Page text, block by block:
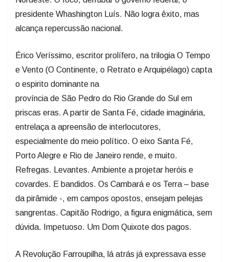
presidente Whashington Luís. Não logra êxito, mas
alcança repercussão nacional.
Érico Veríssimo, escritor prolífero, na trilogia O Tempo
e Vento (O Continente, o Retrato e Arquipélago) capta
o espirito dominante na
província de São Pedro do Rio Grande do Sul em
priscas eras. A partir de Santa Fé, cidade imaginária,
entrelaça a apreensão de interlocutores,
especialmente do meio político. O eixo Santa Fé,
Porto Alegre e Rio de Janeiro rende, e muito.
Refregas. Levantes. Ambiente a projetar heróis e
covardes. E bandidos. Os Cambará e os Terra – base
da pirâmide -, em campos opostos, ensejam pelejas
sangrentas. Capitão Rodrigo, a figura enigmática, sem
dúvida. Impetuoso. Um Dom Quixote dos pagos.
A Revolução Farroupilha, lá atrás já expressava esse